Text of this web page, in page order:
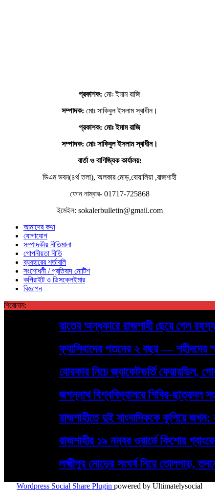
প্রকাশক: মোঃ ইমাম রাজি
সম্পাদক: মোঃ সাকিবুল ইসলাম স্বাধীন।
প্রকাশক: মোঃ ইমাম রাজি
সম্পাদক: মোঃ সাকিবুল ইসলাম স্বাধীন।
বার্তা ও বাণিজ্যিক কার্যালয়:
ডিএম ভবন(৪র্থ তলা), অলকার মোড়,বোয়ালিয়া ,রাজশাহী
ফোন নাম্বার- 01717-725868
ইমেইল: sokalerbulletin@gmail.com
আমাদের কথা
যোগাযোগ
সম্পাদকীয় নীতিমালা
গোপনীয়তা নীতি
ব্যবহারের শর্তাবলি
সংশোধনী / প্রতিবাদ নোটিশ
কপিরাইট ও ডিসক্লেইমার
বিজ্ঞাপন
শিরোনাম:
রাতের অন্ধকারে রাজশাহী ছেয়ে গেল
ফ্যাসিবাদের পতনের ২ বছর — শহীদদের
বোরকার নিচে জ্যাকেটভর্তি ফেয়ারডিল,
জগন্নাথ বিশ্ববিদ্যালয়ে শিবির-ছাত্রদল
রাজশাহীতে দুই সাংবাদিককে কুপিয়ে জখম:
রাজশাহীর ১৯ নম্বর ওয়ার্ডে কিশোর গ্যাংয়ের
লক্ষ্মীপুর মোড়ের সংঘর্ষ নিয়ে তোলপাড়,
Wordpress Social Share Plugin powered by Ultimatelysocial